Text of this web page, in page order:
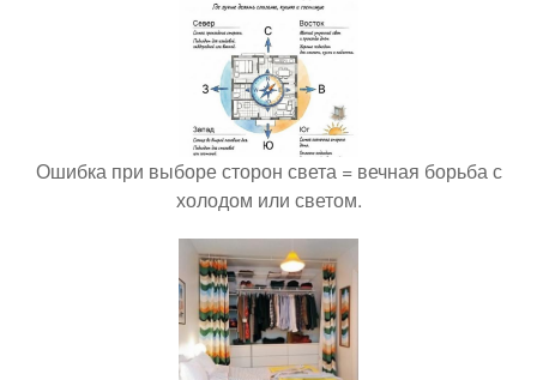
Ошибка при выборе сторон света = вечная борьба с
холодом или светом.